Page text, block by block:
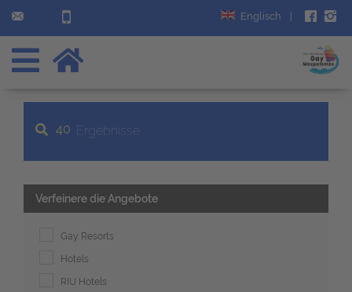
Englisch
40 Ergebnisse
Verfeinere die Angebote
Gay Resorts
Hotels
RIU Hotels